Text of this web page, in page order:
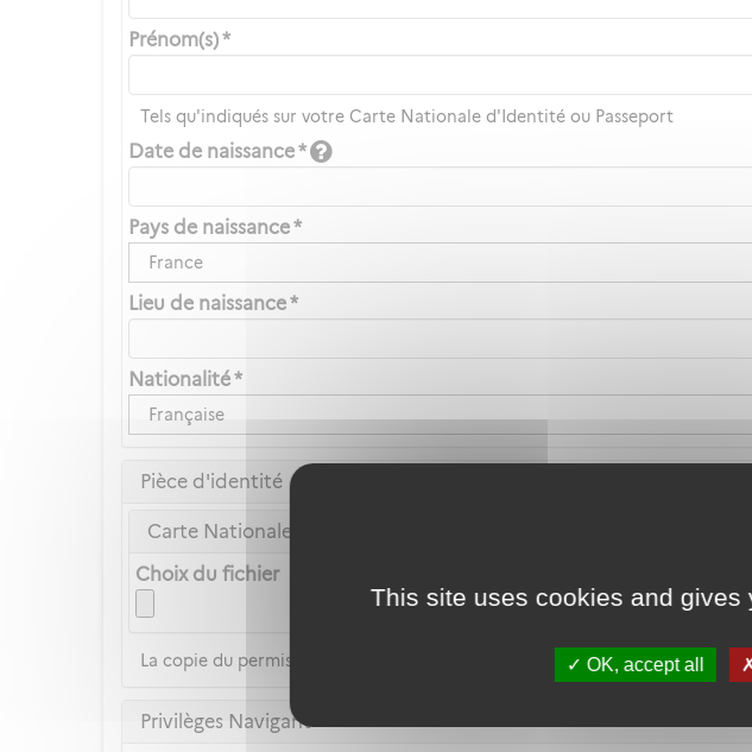
This site uses cookies and
OK, accept all
Prénom(s) *
Tels qu'indiqués sur votre Carte Nationale d'Identité ou Passeport
Date de naissance *
Pays de naissance *
France
Lieu de naissance *
Nationalité *
Française
Pièce d'identité
Carte Nationale d'Identité ou Passeport *
Choix du fichier
La copie du permis de conduire n'est pas acceptée
Privilèges Navigant